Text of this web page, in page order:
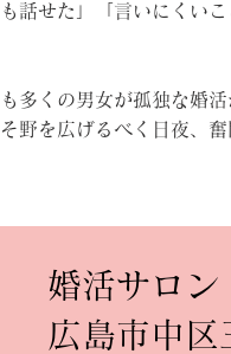
話せた」「言いにくい
多くの男女が孤独な婚
野を広げるべく日夜、奮
婚活サロ
広島市中